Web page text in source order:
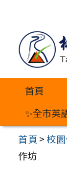
內
首頁
✨全市英
首頁 >校
作坊